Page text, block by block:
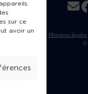
sur ce
avoir un
de publication Mentions légales
©